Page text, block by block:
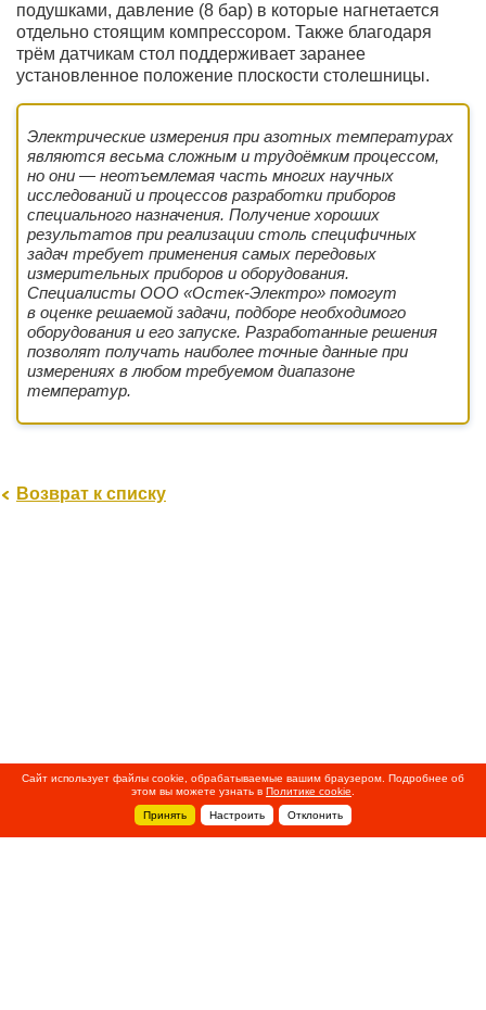
подушками, давление (8 бар) в которые нагнетается
отдельно стоящим компрессором. Также благодаря
трём датчикам стол поддерживает заранее
установленное положение плоскости столешницы.
Электрические измерения при азотных температурах
являются весьма сложным и трудоёмким процессом,
но они — неотъемлемая часть многих научных
исследований и процессов разработки приборов
специального назначения. Получение хороших
результатов при реализации столь специфичных
задач требует применения самых передовых
измерительных приборов и оборудования.
Специалисты ООО «Остек-Электро» помогут
в оценке решаемой задачи, подборе необходимого
оборудования и его запуске. Разработанные решения
позволят получать наиболее точные данные при
измерениях в любом требуемом диапазоне
температур.
Возврат к списку
Сайт использует файлы cookie, обрабатываемые вашим браузером. Подробнее об
этом вы можете узнать в Политике cookie
Принять
Настроить Отклонить